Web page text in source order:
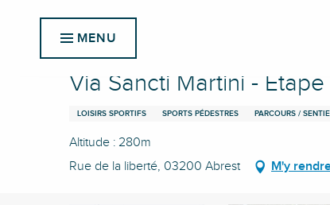
MENU
Accueil Via Sancti Martini - Etape Abrest - Cognat
Via Sancti Martini -
LOISIRS SPORTIFS SPORTS PÉDESTRES PARCOURS /
Altitude : 280m
Rue de la liberté, 03200 Abrest
M'y